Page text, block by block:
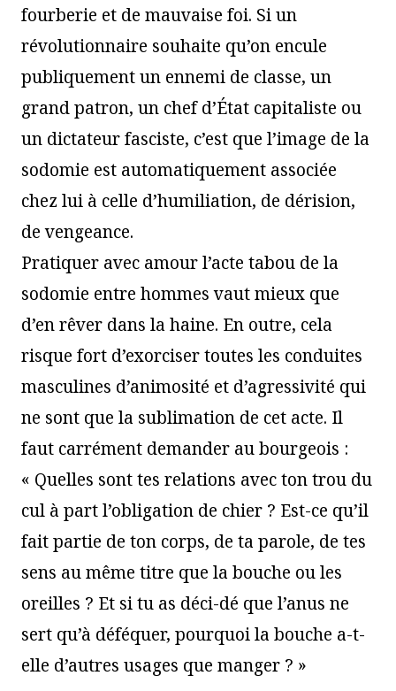
fourberie et de mauvaise foi. Si un
révolutionnaire souhaite qu’on encule
publiquement un ennemi de classe, un
grand patron, un chef d’État capitaliste ou
un dictateur fasciste, c’est que l’image de la
sodomie est automatiquement associée
chez lui à celle d’humiliation, de dérision,
de vengeance.
Pratiquer avec amour l’acte tabou de la
sodomie entre hommes vaut mieux que
d’en rêver dans la haine. En outre, cela
risque fort d’exorciser toutes les conduites
masculines d’animosité et d’agressivité qui
ne sont que la sublimation de cet acte. Il
faut carrément demander au bourgeois :
« Quelles sont tes relations avec ton trou du
cul à part l’obligation de chier ? Est-ce qu’il
fait partie de ton corps, de ta parole, de tes
sens au même titre que la bouche ou les
oreilles ? Et si tu as déci-dé que l’anus ne
sert qu’à déféquer, pourquoi la bouche a-t-
elle d’autres usages que manger ? »